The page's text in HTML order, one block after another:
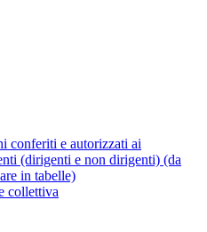
conferiti e autorizzati ai
(dirigenti e non dirigenti) (da
in tabelle)
collettiva